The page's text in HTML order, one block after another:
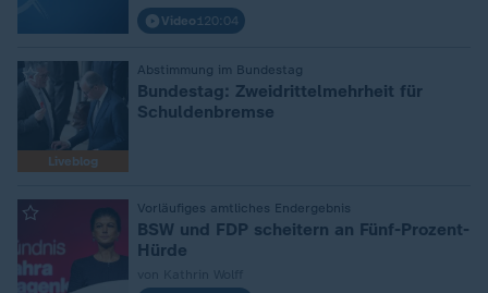
Video 120:04
Liveblog
Abstimmung im Bundestag
Bundestag: Zweidrittelmehrheit für
Schuldenbremse
Vorläufiges amtliches Endergebnis
BSW und FDP scheitern an Fünf-Prozent-
Hürde